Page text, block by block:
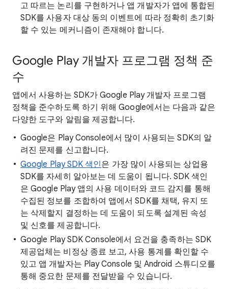
고 따르는 논리를 구현하거나 앱 개발자가 앱에 통합된
SDK를 사용자 대상 동의 이벤트에 따라 정확히 초기화
할 수 있는 메커니즘이 존재해야 합니다.
Google Play 개발자 프로그램 정책 준
수
앱에서 사용하는 SDK가 Google Play 개발자 프로그램
정책을 준수하도록 하기 위해 Google에서는 다음과 같은
다양한 도구와 알림을 제공합니다.
Google은 Play Console에서 많이 사용되는 SDK의 알
려진 문제를 신고합니다.
Google Play SDK 색인은 가장 많이 사용되는 상업용
SDK를 자세히 알아보는 데 도움이 됩니다. SDK 색인
은 Google Play 앱의 사용 데이터와 코드 감지를 통해
수집된 정보를 조합하여 앱에서 SDK를 채택, 유지 또
는 삭제할지 결정하는 데 도움이 되도록 설계된 속성
및 신호를 제공합니다.
Google Play SDK Console에서 요건을 충족하는 SDK
제공업체는 비정상 종료 보고, 사용 통계를 확인할 수
있고 앱 개발자는 Play Console 및 Android 스튜디오를
통해 중요한 문제를 전달받을 수 있습니다.